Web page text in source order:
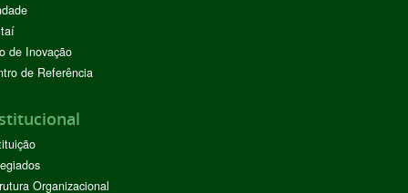
de Inovação
de Referência
Organizacional